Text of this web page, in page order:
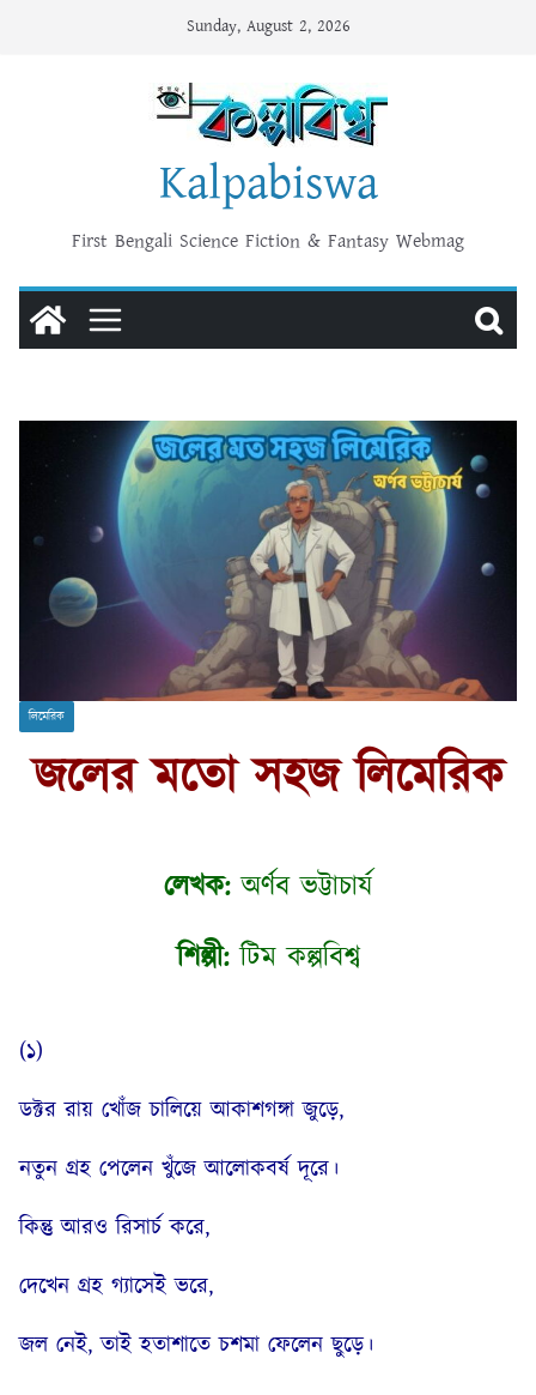
Sunday, August 2, 2026
Kalpabiswa
First Bengali Science Fiction & Fantasy Webmag
লিমেরিক
জলের মতো সহজ লিমেরিক
লেখক: অর্ণব ভট্টাচার্য
শিল্পী:টিম কল্পবিশ্ব
(১)
ডক্টর রায় খোঁজ চালিয়ে আকাশগঙ্গা জুড়ে,
নতুন গ্রহ পেলেন খুঁজে আলোকবর্ষ দূরে।
কিন্তু আরও রিসার্চ করে,
দেখেন গ্রহ গ্যাসেই ভরে,
জল নেই, তাই হতাশাতে চশমা ফেলেন ছুড়ে।